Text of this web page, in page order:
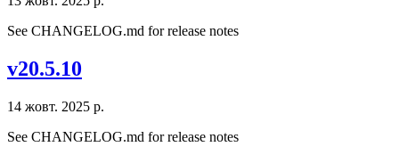
See CHANGELOG.md for release notes
v20.5.10
14 жовт. 2025 р.
See CHANGELOG.md for release notes